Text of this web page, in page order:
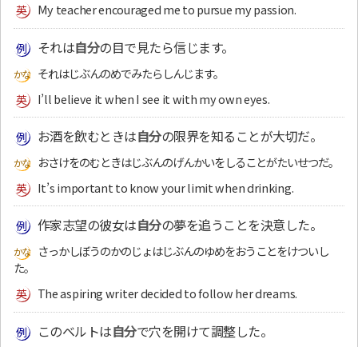
My teacher encouraged me to pursue my passion.
それは自分の目で見たら信じます。
それはじぶんのめでみたらしんじます。
I’ll believe it when I see it with my own eyes.
お酒を飲むときは自分の限界を知ることが大切だ。
おさけをのむときはじぶんのげんかいをしることがたいせつだ。
It’s important to know your limit when drinking.
作家志望の彼女は自分の夢を追うことを決意した。
さっかしぼうのかのじょはじぶんのゆめをおうことをけついし
た。
The aspiring writer decided to follow her dreams.
このベルトは自分で穴を開けて調整した。